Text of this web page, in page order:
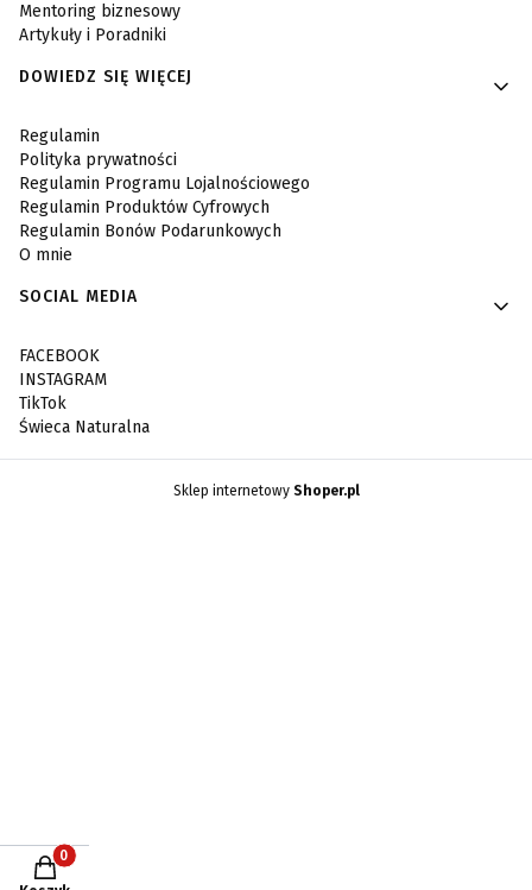
Mentoring biznesowy
Artykuły i Poradniki
DOWIEDZ SIĘ WIĘCEJ
Regulamin
Polityka prywatności
Regulamin Programu Lojalnościowego
Regulamin Produktów Cyfrowych
Regulamin Bonów Podarunkowych
O mnie
SOCIAL MEDIA
FACEBOOK
INSTAGRAM
TikTok
Świeca Naturalna
Sklep internetowy Shoper.pl
Produkty w koszyku: 0. Zobacz szczegóły